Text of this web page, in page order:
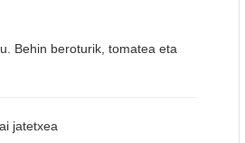
Behin beroturik, tomatea eta
jatetxea